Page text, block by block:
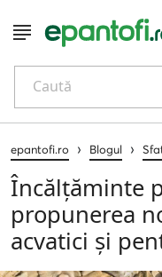
Caută
epantofi.ro › Blogul ›
Încălțăminte
propunerea
acvatici și